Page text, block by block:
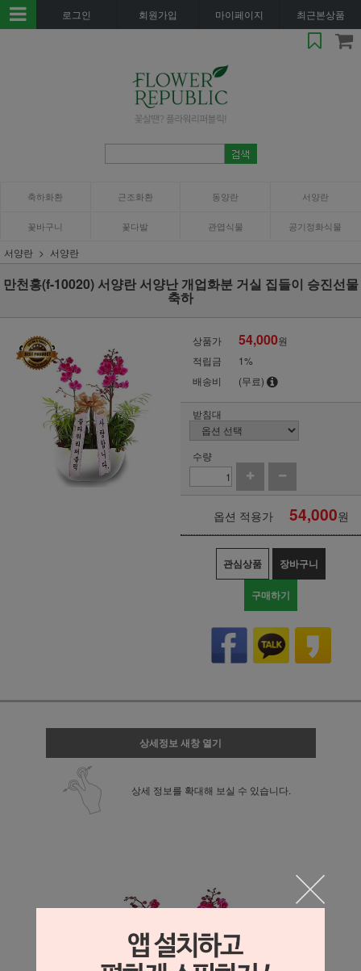
로그인 회원가입 마이페이지 최근본상품
축하화환 근조화환 동양란 서양란
꽃바구니 꽃다발 관엽식물 공기정화식물
서양란 서양란
만천홍(f-10020) 서양란 서양난 개업화분 거실 집들이 승진선물
축하
상품가 54,000원
적립금
1%
배송비
(무료)
받침대
수량
옵션 적용가 54,000원
관심상품 장바구니
구매하기
상세정보 새창 열기
상세 정보를 확대해 보실 수 있습니다.